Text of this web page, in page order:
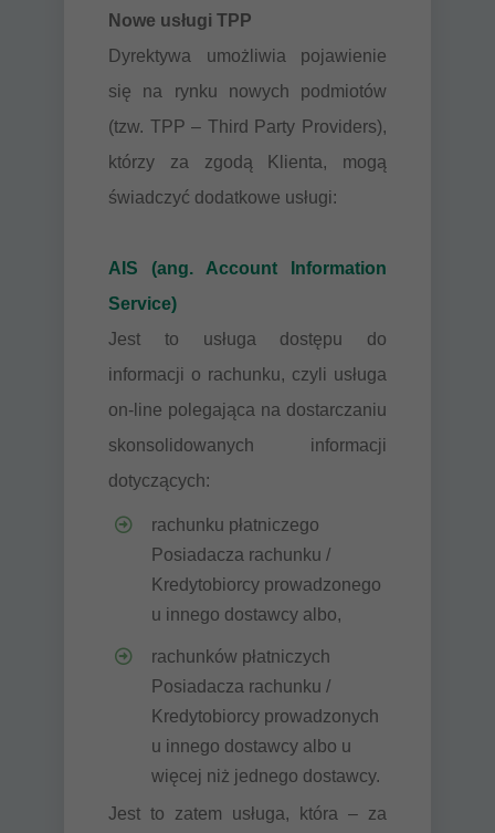
Nowe usługi TPP
Dyrektywa umożliwia pojawienie
się na rynku nowych podmiotów
(tzw. TPP – Third Party Providers),
którzy za zgodą Klienta, mogą
świadczyć dodatkowe usługi:
AIS (ang. Account Information
Service)
Jest to usługa dostępu do
informacji o rachunku, czyli usługa
on-line polegająca na dostarczaniu
skonsolidowanych informacji
dotyczących:
rachunku płatniczego
Posiadacza rachunku /
Kredytobiorcy prowadzonego
u innego dostawcy albo,
rachunków płatniczych
Posiadacza rachunku /
Kredytobiorcy prowadzonych
u innego dostawcy albo u
więcej niż jednego dostawcy.
Jest to zatem usługa, która – za